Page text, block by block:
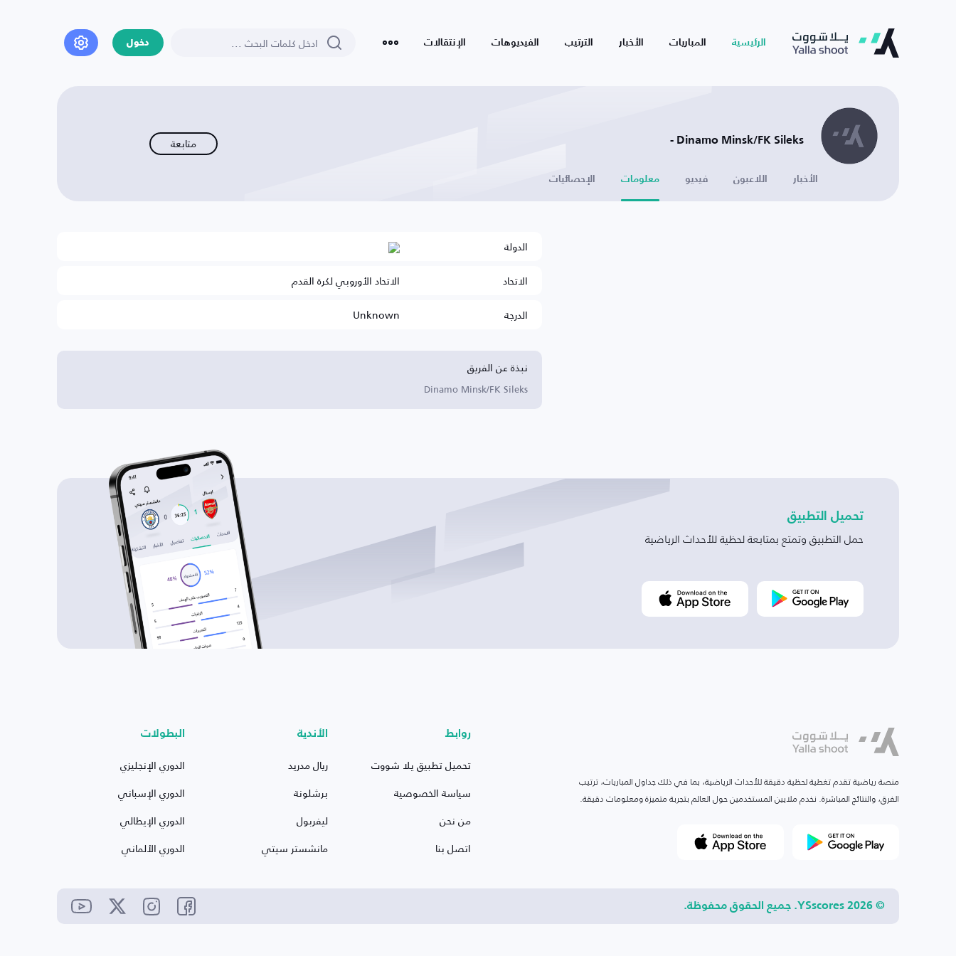
الرئيسية المباريات الأخبار الترتيب الفيديوهات الإنتقالات دخول
Dinamo Minsk/FK Sileks - متابعة
الأخبار اللاعبون فيديو معلومات الإحصائيات
الدولة
الاتحاد
الاتحاد الأوروبي لكرة القدم
الدرجة
Unknown
نبذة عن الفريق
Dinamo Minsk/FK Sileks
تحميل التطبيق
حمل التطبيق وتمتع بمتابعة لحظية للأحداث الرياضية
منصة رياضية تقدم تغطية لحظية دقيقة للأحداث الرياضية، بما في ذلك جداول المباريات، ترتيب
الفرق، والنتائج المباشرة. نخدم ملايين المستخدمين حول العالم بتجربة متميزة ومعلومات دقيقة.
روابط
تحميل تطبيق يلا شووت
سياسة الخصوصية
من نحن
اتصل بنا
الأندية
ريال مدريد
برشلونة
ليفربول
مانشستر سيتي
البطولات
الدوري الإنجليزي
الدوري الإسباني
الدوري الإيطالي
الدوري الألماني
© 2026 YSscores. جميع الحقوق محفوظة.